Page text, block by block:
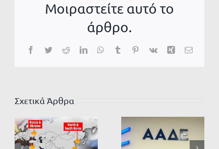
Μοιραστείτε αυτό το
άρθρο.
Facebook
TwitterRedditLinkedInWhatsApp
TumblrPinterest
Vk Xing Email
Σχετικά Άρθρα